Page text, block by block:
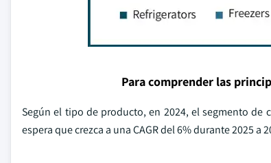
Para comprender las
Según el tipo de producto, en 2024, el segmento
espera que crezca a una CAGR del 6% durante 2025 a